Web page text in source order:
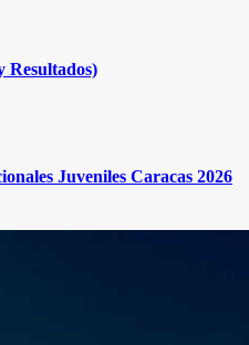
Resultados)
Juveniles Caracas 2026